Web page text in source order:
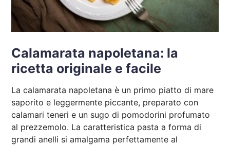
Calamarata napoletana: la
ricetta originale e facile
La calamarata napoletana è un primo piatto di mare
saporito e leggermente piccante, preparato con
calamari teneri e un sugo di pomodorini profumato
al prezzemolo. La caratteristica pasta a forma di
grandi anelli si amalgama perfettamente al